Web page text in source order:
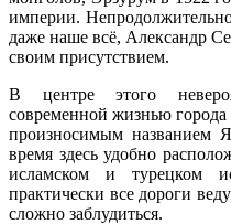
империи.
даже наше всё, Александр
своим присутствием.
В центре этого
современной жизнью города
произносимым названием
время здесь удобно
исламском и турецком
практически все дороги
сложно заблудиться.